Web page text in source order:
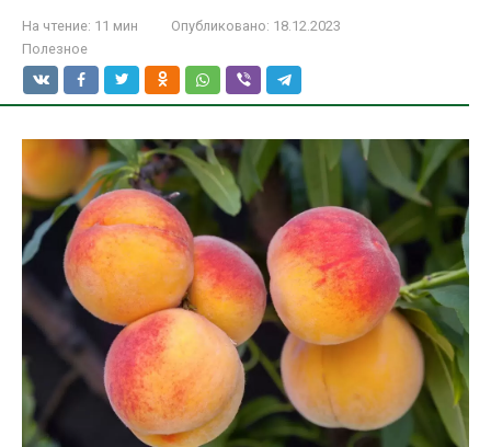
На чтение: 11 мин Опубликовано: 18.12.2023
Полезное